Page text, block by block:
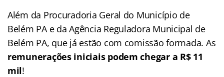
Além da Procuradoria Geral do Município de
Belém PA e da Agência Reguladora Municipal de
Belém PA, que já estão com comissão formada. As
remunerações iniciais podem chegar a R$ 11
mil!